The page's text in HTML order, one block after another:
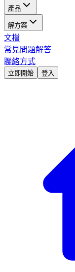
產品
解方案
文檔
常見問題解答
聯絡方式
立即開始 登入